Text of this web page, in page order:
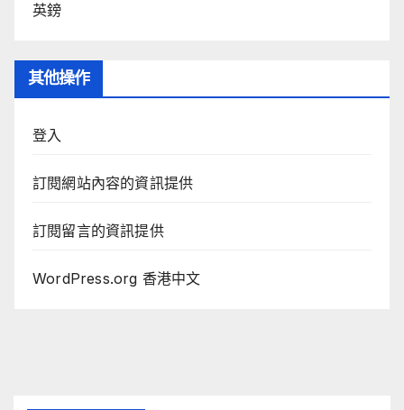
英鎊
其他操作
登入
訂閱網站內容的資訊提供
訂閱留言的資訊提供
WordPress.org 香港中文